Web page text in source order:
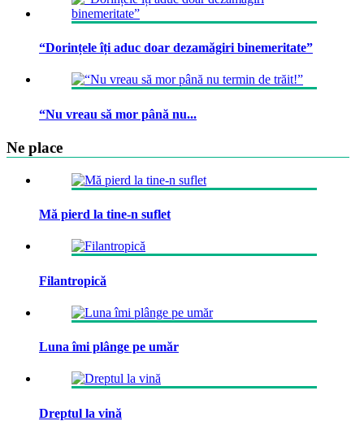
“Dorințele îți aduc doar dezamăgiri binemeritate”
“Nu vreau să mor până nu...
Ne place
Mă pierd la tine-n suflet
Filantropică
Luna îmi plânge pe umăr
Dreptul la vină